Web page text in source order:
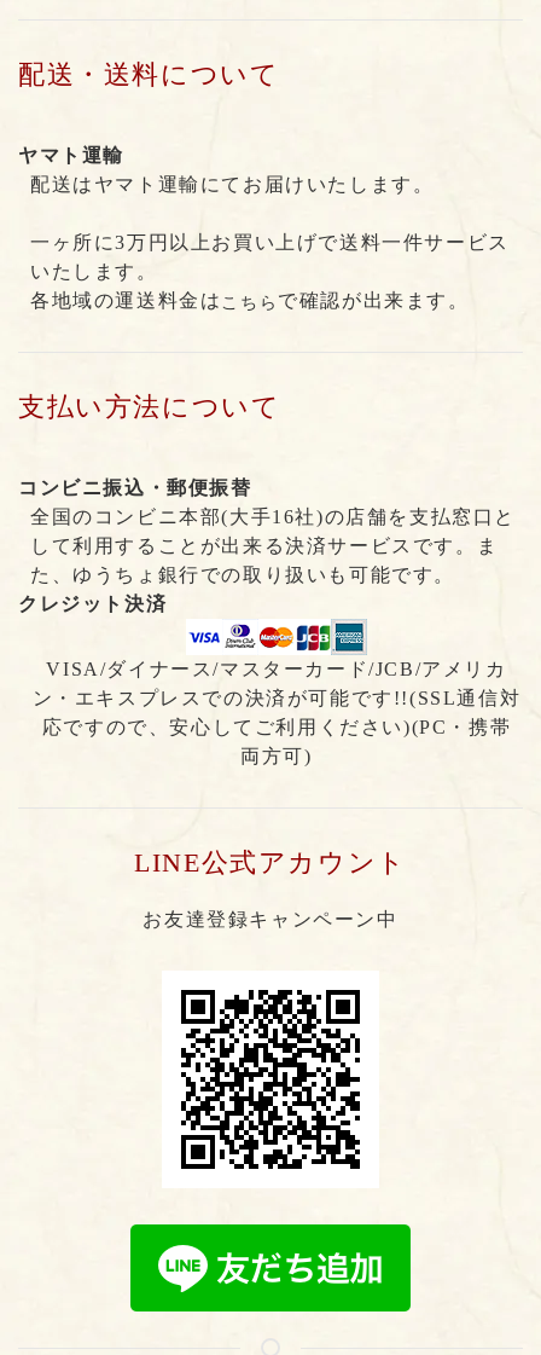
配送・送料について
ヤマト運輸
配送はヤマト運輸にてお届けいたします。
一ヶ所に3万円以上お買い上げで送料一件サービス
いたします。
各地域の運送料金は こちら で確認が出来ます。
支払い方法について
コンビニ振込・郵便振替
全国のコンビニ本部(大手16社)の店舗を支払窓口と
して利用することが出来る決済サービスです。ま
た、ゆうちょ銀行での取り扱いも可能です。
クレジット決済
VISA/ダイナース/マスターカード/JCB/アメリカ
ン・エキスプレスでの決済が可能です!!(SSL通信対
応ですので、安心してご利用ください)(PC・携帯
両方可)
LINE公式アカウント
お友達登録キャンペーン中